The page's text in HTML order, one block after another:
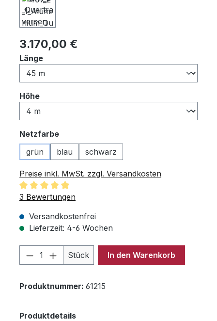
Regulärer Preis:
3.170,00 €
Längeauswählen
Höheauswählen
Netzfarbeauswählen
grün
blau schwarz
Preise inkl. MwSt. zzgl. Versandkosten
Durchschnittliche Bewertung von 5 von 5 Sternen
3 Bewertungen
Versandkostenfrei
Lieferzeit: 4-6 Wochen
Produkt Anzahl: Gib den
Stück In den Warenkorb
Produktnummer: 61215
Produktdetails